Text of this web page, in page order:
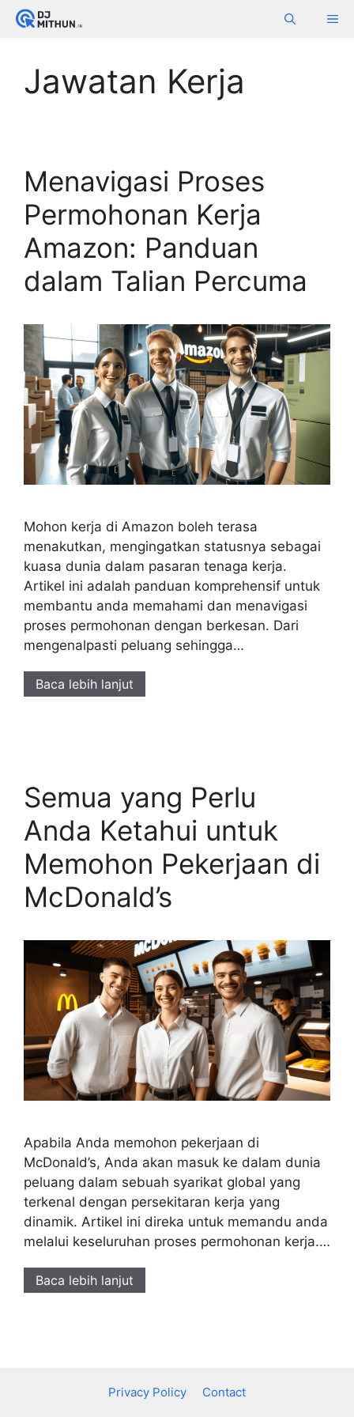
Skip
Jawatan Kerja
Menavigasi Proses
Permohonan Kerja
Amazon: Panduan
dalam Talian Percuma
Mohon kerja di Amazon boleh terasa
menakutkan, mengingatkan statusnya sebagai
kuasa dunia dalam pasaran tenaga kerja.
Artikel ini adalah panduan komprehensif untuk
membantu anda memahami dan menavigasi
proses permohonan dengan berkesan. Dari
mengenalpasti peluang sehingga…
Baca lebih lanjut
Semua yang Perlu
Anda Ketahui untuk
Memohon Pekerjaan di
McDonald’s
Apabila Anda memohon pekerjaan di
McDonald’s, Anda akan masuk ke dalam dunia
peluang dalam sebuah syarikat global yang
terkenal dengan persekitaran kerja yang
dinamik. Artikel ini direka untuk memandu anda
melalui keseluruhan proses permohonan kerja.…
Baca lebih lanjut
Privacy Policy
Contact